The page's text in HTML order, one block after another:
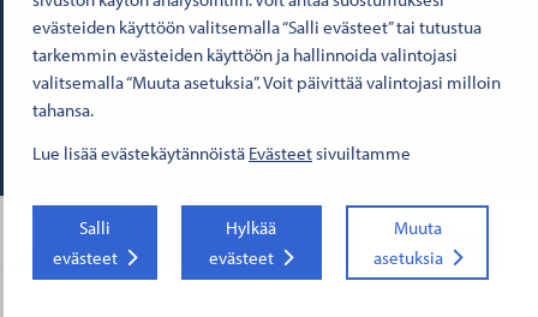
evästeiden käyttöön valitsemalla “Salli evästeet” tai tutustua
tarkemmin evästeiden käyttöön ja hallinnoida valintojasi
valitsemalla “Muuta asetuksia”. Voit päivittää valintojasi milloin
tahansa.
Lue lisää evästekäytännöistä Evästeet sivuiltamme
Salli
evästeet
Hylkää
evästeet
Muuta
asetuksia
Käyttöehdot
Evästeet
Saavutettavuusseloste
Tietosuoja
Asiakirjajulkisuus
Y-tunnus 1503388-4